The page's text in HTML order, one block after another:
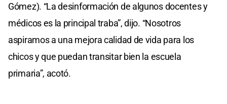
Gómez). “La desinformación de algunos docentes y
médicos es la principal traba”, dijo. “Nosotros
aspiramos a una mejora calidad de vida para los
chicos y que puedan transitar bien la escuela
primaria”, acotó.